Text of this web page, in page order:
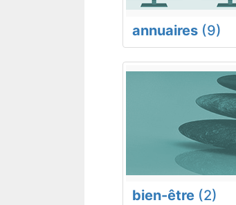
annuaires (9)
bien-être (2)